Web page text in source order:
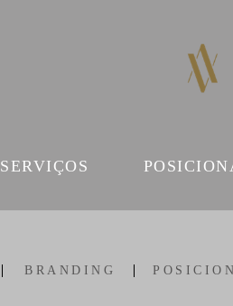
SERVIÇOS
BRANDING